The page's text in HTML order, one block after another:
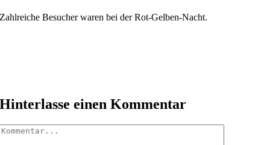
Zahlreiche Besucher waren bei der Rot-Gelben-Nacht.
Hinterlasse einen Kommentar